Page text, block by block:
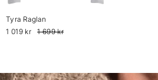
Tyra Raglan
1 019 kr
1 699 kr